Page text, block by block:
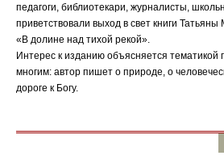
педагоги, библиотекари, журналисты,
приветствовали выход в свет книги
«В долине над тихой рекой».
Интерес к изданию объясняется тематикой
многим: автор пишет о природе, о
дороге к Богу.